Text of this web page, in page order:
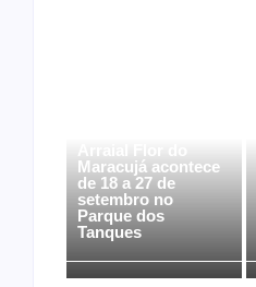
Maracujá acontece
de 18 a 27 de
setembro no
Parque dos
Tanques